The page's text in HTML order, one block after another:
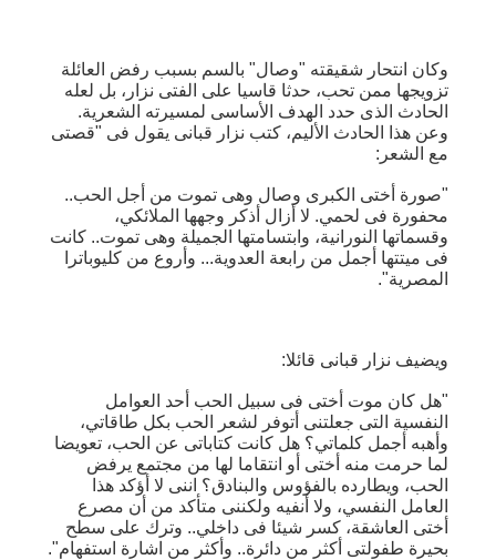
وكان انتحار شقيقته "وصال" بالسم بسبب رفض العائلة
تزويجها ممن تحب، حدثا قاسيا على الفتى نزار، بل لعله
الحادث الذى حدد الهدف الأساسى لمسيرته الشعرية.
وعن هذا الحادث الأليم، كتب نزار قبانى يقول فى "قصتى
مع الشعر:
"صورة أختى الكبرى وصال وهى تموت من أجل الحب..
محفورة فى لحمي. لا أزال أذكر وجهها الملائكي،
وقسماتها النورانية، وابتسامتها الجميلة وهى تموت.. كانت
فى ميتتها أجمل من رابعة العدوية... وأروع من كليوباترا
المصرية".
ويضيف نزار قبانى قائلا:
"هل كان موت أختى فى سبيل الحب أحد العوامل
النفسية التى جعلتنى أتوفر لشعر الحب بكل طاقاتي،
وأهبه أجمل كلماتي؟ هل كانت كتاباتى عن الحب، تعويضا
لما حرمت منه أختى أو انتقاما لها من مجتمع يرفض
الحب، ويطارده بالفؤوس والبنادق؟ اننى لا أؤكد هذا
العامل النفسي، ولا أنفيه ولكننى متأكد من أن مصرع
أختى العاشقة، كسر شيئا فى داخلي.. وترك على سطح
بحيرة طفولتى أكثر من دائرة.. وأكثر من اشارة استفهام".